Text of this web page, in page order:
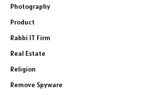
Photography
Product
Rabbi IT Firm
Real Estate
Religion
Remove Spyware